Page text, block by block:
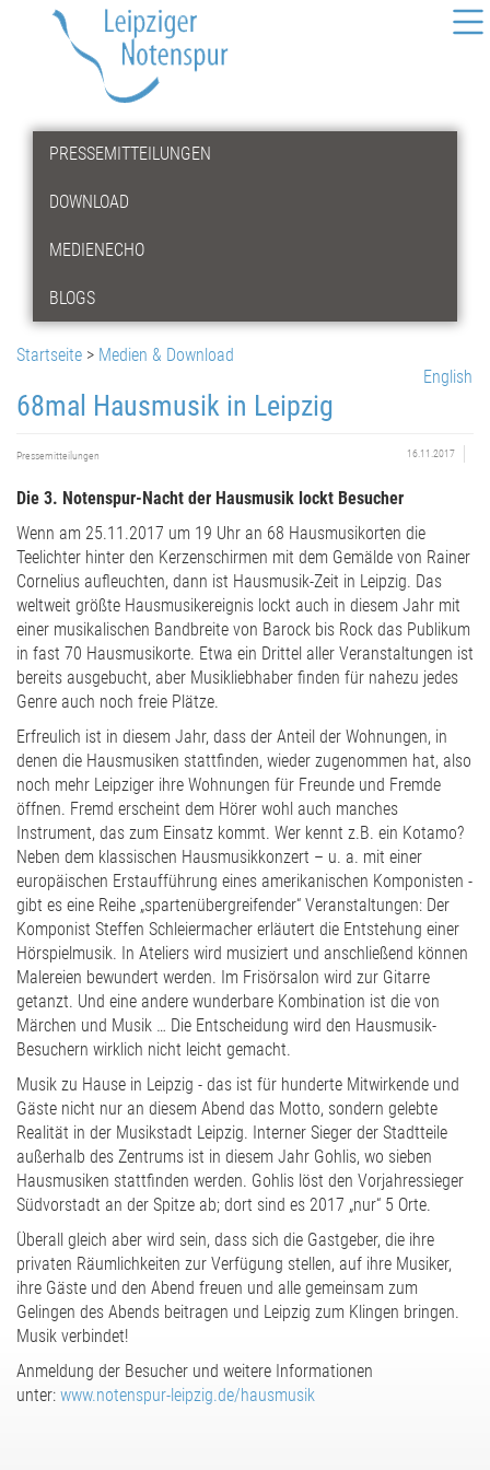
PRESSEMITTEILUNGEN
DOWNLOAD
MEDIENECHO
BLOGS
Startseite > Medien & Download
English
68mal Hausmusik in Leipzig
16.11.2017
Pressemitteilungen
Die 3. Notenspur-Nacht der Hausmusik lockt Besucher
Wenn am 25.11.2017 um 19 Uhr an 68 Hausmusikorten die
Teelichter hinter den Kerzenschirmen mit dem Gemälde von Rainer
Cornelius aufleuchten, dann ist Hausmusik-Zeit in Leipzig. Das
weltweit größte Hausmusikereignis lockt auch in diesem Jahr mit
einer musikalischen Bandbreite von Barock bis Rock das Publikum
in fast 70 Hausmusikorte. Etwa ein Drittel aller Veranstaltungen ist
bereits ausgebucht, aber Musikliebhaber finden für nahezu jedes
Genre auch noch freie Plätze.
Erfreulich ist in diesem Jahr, dass der Anteil der Wohnungen, in
denen die Hausmusiken stattfinden, wieder zugenommen hat, also
noch mehr Leipziger ihre Wohnungen für Freunde und Fremde
öffnen. Fremd erscheint dem Hörer wohl auch manches
Instrument, das zum Einsatz kommt. Wer kennt z.B. ein Kotamo?
Neben dem klassischen Hausmusikkonzert – u. a. mit einer
europäischen Erstaufführung eines amerikanischen Komponisten -
gibt es eine Reihe „spartenübergreifender“ Veranstaltungen: Der
Komponist Steffen Schleiermacher erläutert die Entstehung einer
Hörspielmusik. In Ateliers wird musiziert und anschließend können
Malereien bewundert werden. Im Frisörsalon wird zur Gitarre
getanzt. Und eine andere wunderbare Kombination ist die von
Märchen und Musik … Die Entscheidung wird den Hausmusik-
Besuchern wirklich nicht leicht gemacht.
Musik zu Hause in Leipzig - das ist für hunderte Mitwirkende und
Gäste nicht nur an diesem Abend das Motto, sondern gelebte
Realität in der Musikstadt Leipzig. Interner Sieger der Stadtteile
außerhalb des Zentrums ist in diesem Jahr Gohlis, wo sieben
Hausmusiken stattfinden werden. Gohlis löst den Vorjahressieger
Südvorstadt an der Spitze ab; dort sind es 2017 „nur“ 5 Orte.
Überall gleich aber wird sein, dass sich die Gastgeber, die ihre
privaten Räumlichkeiten zur Verfügung stellen, auf ihre Musiker,
ihre Gäste und den Abend freuen und alle gemeinsam zum
Gelingen des Abends beitragen und Leipzig zum Klingen bringen.
Musik verbindet!
Anmeldung der Besucher und weitere Informationen
unter: www.notenspur-leipzig.de/hausmusik